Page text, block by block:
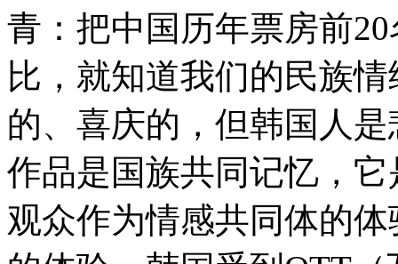
青：把中国历年票房前
比，就知道我们的民族
的、喜庆的，但韩国人
作品是国族共同记忆，
观众作为情感共同体的